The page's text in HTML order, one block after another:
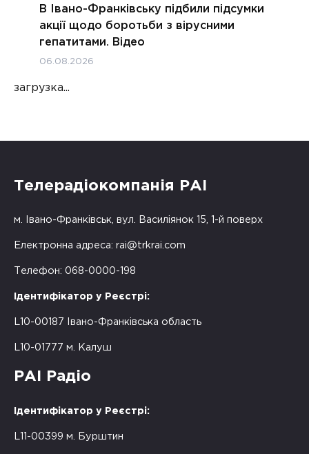
В Івано-Франківську підбили підсумки
акції щодо боротьби з вірусними
гепатитами. Відео
06.08.2026
загрузка...
Телерадіокомпанія РАІ
м. Івано-Франківськ, вул. Василіянок 15, 1-й поверх
Електронна адреса: rai@trkrai.com
Телефон: 068-0000-198
Ідентифікатор у Реєстрі:
L10-00187 Івано-Франківська область
L10-01777 м. Калуш
РАІ Радіо
Ідентифікатор у Реєстрі:
L11-00399 м. Бурштин